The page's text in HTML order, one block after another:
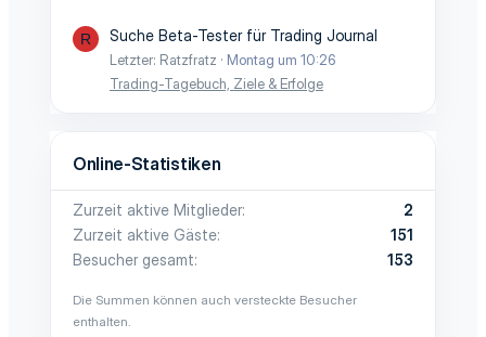
R Suche Beta-Tester für Trading Journal
Letzter: Ratzfratz
Montag um 10:26
Trading-Tagebuch, Ziele & Erfolge
Online-Statistiken
Zurzeit aktive Mitglieder
2
Zurzeit aktive Gäste
151
Besucher gesamt
153
Die Summen können auch versteckte Besucher
enthalten.